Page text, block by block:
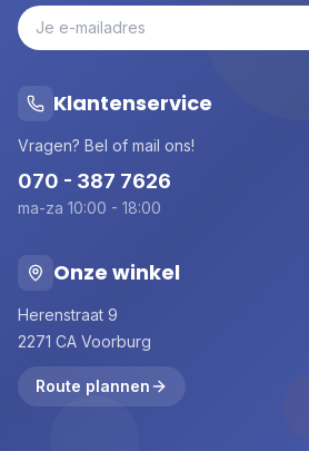
Klantenservice
Vragen? Bel of mail ons!
070 - 387 7626
ma-za 10:00 - 18:00
Onze winkel
Herenstraat 9
2271 CA Voorburg
Route plannen